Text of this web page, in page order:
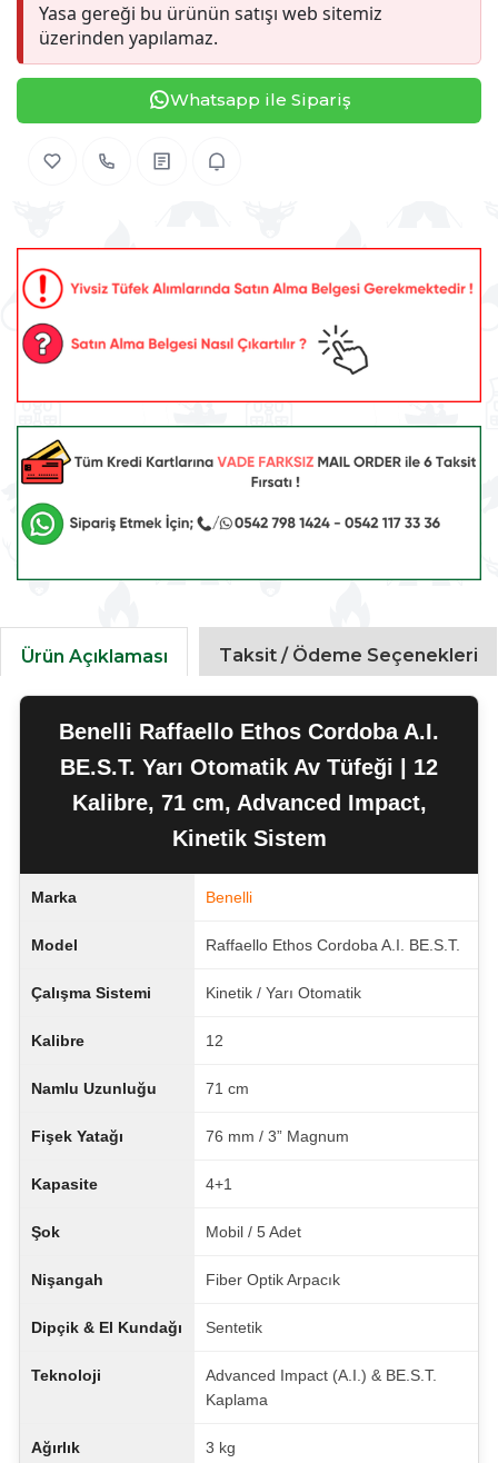
Yasa gereği bu ürünün satışı web sitemiz
üzerinden yapılamaz.
Whatsapp ile Sipariş
Ürün Açıklaması Taksit / Ödeme Seçenekleri
Benelli Raffaello Ethos Cordoba A.I.
BE.S.T. Yarı Otomatik Av Tüfeği | 12
Kalibre, 71 cm, Advanced Impact,
Kinetik Sistem
Marka Benelli
Model Raffaello Ethos Cordoba A.I. BE.S.T.
Çalışma Sistemi Kinetik / Yarı Otomatik
Kalibre 12
Namlu Uzunluğu 71 cm
Fişek Yatağı 76 mm / 3” Magnum
Kapasite 4+1
Şok Mobil / 5 Adet
Nişangah Fiber Optik Arpacık
Dipçik & El Kundağı Sentetik
Teknoloji
Advanced Impact (A.I.) & BE.S.T.
Kaplama
Ağırlık 3 kg